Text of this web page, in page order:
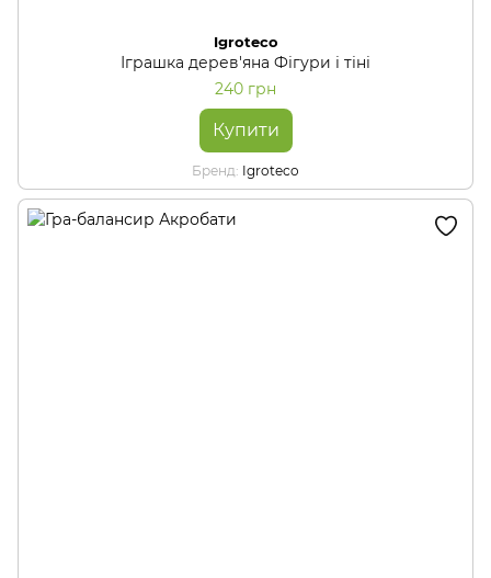
Igroteco
Іграшка дерев'яна Фігури і тіні
240 грн
Купити
Бренд Igroteco